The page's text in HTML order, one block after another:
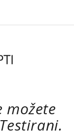
možete